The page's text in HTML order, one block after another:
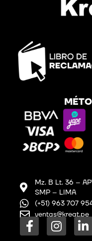
Mz. B Lt. 36 –
SMP – LIMA
(+51) 963 707
ventas@kreat.pe
F
a
I
n
L
i